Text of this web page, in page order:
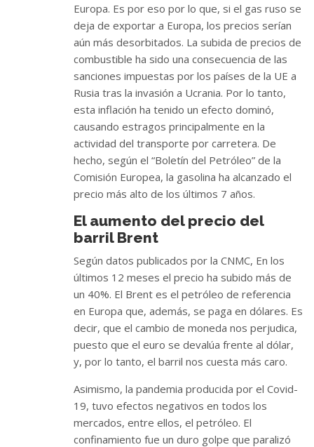
Europa. Es por eso por lo que, si el gas ruso se
deja de exportar a Europa, los precios serían
aún más desorbitados. La subida de precios de
combustible ha sido una consecuencia de las
sanciones impuestas por los países de la UE a
Rusia tras la invasión a Ucrania. Por lo tanto,
esta inflación ha tenido un efecto dominó,
causando estragos principalmente en la
actividad del transporte por carretera. De
hecho, según el “Boletín del Petróleo” de la
Comisión Europea, la gasolina ha alcanzado el
precio más alto de los últimos 7 años.
El aumento del precio del
barril Brent
Según datos publicados por la CNMC, En los
últimos 12 meses el precio ha subido más de
un 40%. El Brent es el petróleo de referencia
en Europa que, además, se paga en dólares. Es
decir, que el cambio de moneda nos perjudica,
puesto que el euro se devalúa frente al dólar,
y, por lo tanto, el barril nos cuesta más caro.
Asimismo, la pandemia producida por el Covid-
19, tuvo efectos negativos en todos los
mercados, entre ellos, el petróleo. El
confinamiento fue un duro golpe que paralizó